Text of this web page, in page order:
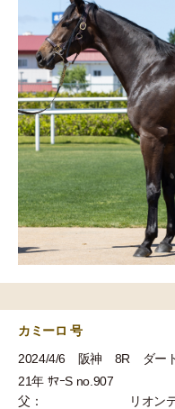
カミーロ 号
2024/4/6 阪神 8R ダー
21年 ｻﾏｰS no.907
父：
リオン